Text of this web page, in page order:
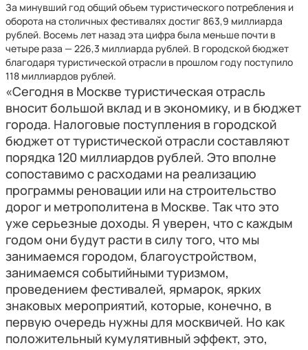
За минувший год общий объем туристического потребления и
оборота на столичных фестивалях достиг 863,9 миллиарда
рублей. Восемь лет назад эта цифра была меньше почти в
четыре раза — 226,3 миллиарда рублей. В городской бюджет
благодаря туристической отрасли в прошлом году поступило
118 миллиардов рублей.
«Сегодня в Москве туристическая отрасль
вносит большой вклад и в экономику, и в бюджет
города. Налоговые поступления в городской
бюджет от туристической отрасли составляют
порядка 120 миллиардов рублей. Это вполне
сопоставимо с расходами на реализацию
программы реновации или на строительство
дорог и метрополитена в Москве. Так что это
уже серьезные доходы. Я уверен, что с каждым
годом они будут расти в силу того, что мы
занимаемся городом, благоустройством,
занимаемся событийными туризмом,
проведением фестивалей, ярмарок, ярких
знаковых мероприятий, которые, конечно, в
первую очередь нужны для москвичей. Но как
положительный кумулятивный эффект, это,